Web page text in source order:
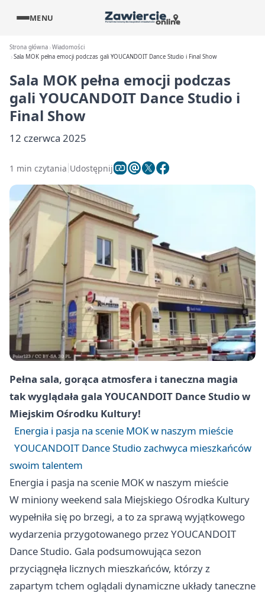
MENU
Strona główna Wiadomości
Sala MOK pełna emocji podczas gali YOUCANDOIT Dance Studio i Final Show
Sala MOK pełna emocji podczas
gali YOUCANDOIT Dance Studio i
Final Show
12 czerwca 2025
1 min czytania Udostępnij
Pełna sala, gorąca atmosfera i taneczna magia
tak wyglądała gala YOUCANDOIT Dance Studio w
Miejskim Ośrodku Kultury!
Energia i pasja na scenie MOK w naszym mieście
YOUCANDOIT Dance Studio zachwyca mieszkańców
swoim talentem
Energia i pasja na scenie MOK w naszym mieście
W miniony weekend sala Miejskiego Ośrodka Kultury
wypełniła się po brzegi, a to za sprawą wyjątkowego
wydarzenia przygotowanego przez YOUCANDOIT
Dance Studio. Gala podsumowująca sezon
przyciągnęła licznych mieszkańców, którzy z
zapartym tchem oglądali dynamiczne układy taneczne